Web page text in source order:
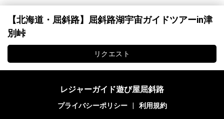
【北海道・屈斜路】屈斜路湖宇宙ガイドツアーin津
別峠
リクエスト
レジャーガイド遊び屋屈斜路
プライバシーポリシー 利用規約